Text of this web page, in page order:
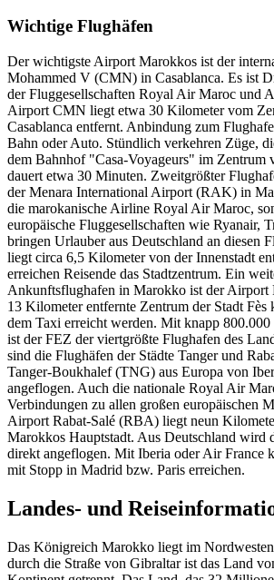
Wichtige Flughäfen
Der wichtigste Airport Marokkos ist der
Mohammed V (CMN) in Casablanca. Es ist
der Fluggesellschaften Royal Air Maroc und
Airport CMN liegt etwa 30 Kilometer vom
Casablanca entfernt. Anbindung zum
Bahn oder Auto. Stündlich verkehren Züge,
dem Bahnhof "Casa-Voyageurs" im Zentrum
dauert etwa 30 Minuten. Zweitgrößter
der Menara International Airport (RAK) in
die marokanische Airline Royal Air Maroc,
europäische Fluggesellschaften wie Ryanair,
bringen Urlauber aus Deutschland an diesen
liegt circa 6,5 Kilometer von der Innenstadt
erreichen Reisende das Stadtzentrum. Ein
Ankunftsflughafen in Marokko ist der Airport
13 Kilometer entfernte Zentrum der Stadt Fès
dem Taxi erreicht werden. Mit knapp 800.000
ist der FEZ der viertgrößte Flughafen des
sind die Flughäfen der Städte Tanger und
Tanger-Boukhalef (TNG) aus Europa von
angeflogen. Auch die nationale Royal Air
Verbindungen zu allen großen europäischen
Airport Rabat-Salé (RBA) liegt neun
Marokkos Hauptstadt. Aus Deutschland wird
direkt angeflogen. Mit Iberia oder Air France
mit Stopp in Madrid bzw. Paris erreichen.
Landes- und
Das Königreich Marokko liegt im Nordwesten
durch die Straße von Gibraltar ist das Land